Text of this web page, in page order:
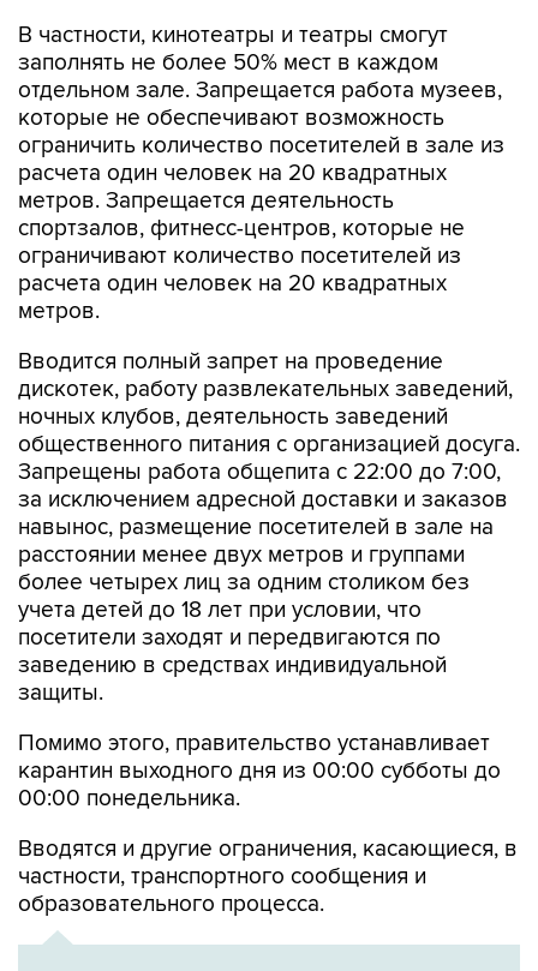
В частности, кинотеатры и театры смогут
заполнять не более 50% мест в каждом
отдельном зале. Запрещается работа музеев,
которые не обеспечивают возможность
ограничить количество посетителей в зале из
расчета один человек на 20 квадратных
метров. Запрещается деятельность
спортзалов, фитнесс-центров, которые не
ограничивают количество посетителей из
расчета один человек на 20 квадратных
метров.
Вводится полный запрет на проведение
дискотек, работу развлекательных заведений,
ночных клубов, деятельность заведений
общественного питания с организацией досуга.
Запрещены работа общепита с 22:00 до 7:00,
за исключением адресной доставки и заказов
навынос, размещение посетителей в зале на
расстоянии менее двух метров и группами
более четырех лиц за одним столиком без
учета детей до 18 лет при условии, что
посетители заходят и передвигаются по
заведению в средствах индивидуальной
защиты.
Помимо этого, правительство устанавливает
карантин выходного дня из 00:00 субботы до
00:00 понедельника.
Вводятся и другие ограничения, касающиеся, в
частности, транспортного сообщения и
образовательного процесса.